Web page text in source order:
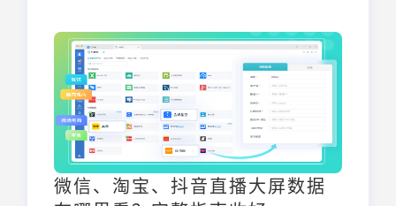
微信、淘宝、抖音直播大屏数据